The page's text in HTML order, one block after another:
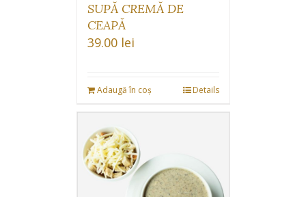
SUPĂ CREMĂ DE
CEAPĂ
39.00 lei
Adaugă în coș Details